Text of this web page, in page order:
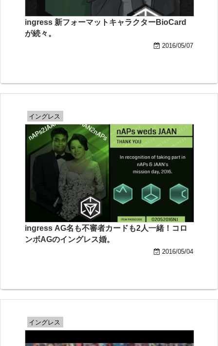
ingress 新フォーマットキャラクターBioCard
が続々。
2016/05/07
イングレス
ingress AG名も不審者カードも2人一緒！コロ
ンボAGのイングレス婚。
2016/05/04
イングレス